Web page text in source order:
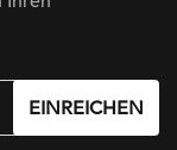
EINREICHEN